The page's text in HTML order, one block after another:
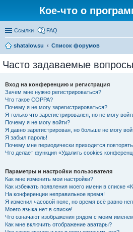
Кое-что о
Ссылки FAQ
shatalov.su
Список форумов
Часто задаваемые вопросы
Вход на конференцию и регистрация
Зачем мне нужно регистрироваться?
Что такое COPPA?
Почему я не могу зарегистрироваться?
Я только что зарегистрировался, но не могу
Почему я не могу войти?
Я давно зарегистрирован, но больше не могу
Я забыл пароль!
Почему мне периодически приходится
Что делает функция «Удалить cookies
Параметры и настройки пользователя
Как мне изменить мои настройки?
Как избежать появления моего имени в списке
На конференции неправильное время!
Я изменил часовой пояс, но время всё равно
Моего языка нет в списке!
Что означают изображения рядом с моим
Как мне включить отображение аватары?